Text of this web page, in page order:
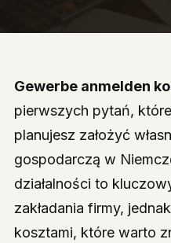
Gewerbe anmelden
pierwszych pytań,
planujesz założyć
gospodarczą w
działalności to
zakładania firmy,
kosztami, które warto